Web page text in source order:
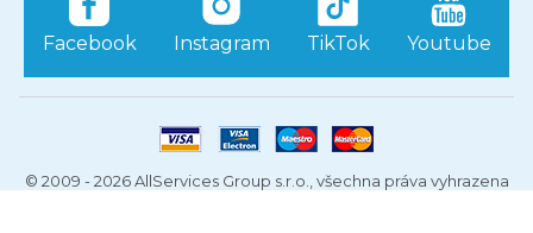
Facebook Instagram TikTok Youtube
© 2009 - 2026 AllServices Group s.r.o., všechna práva vyhrazena